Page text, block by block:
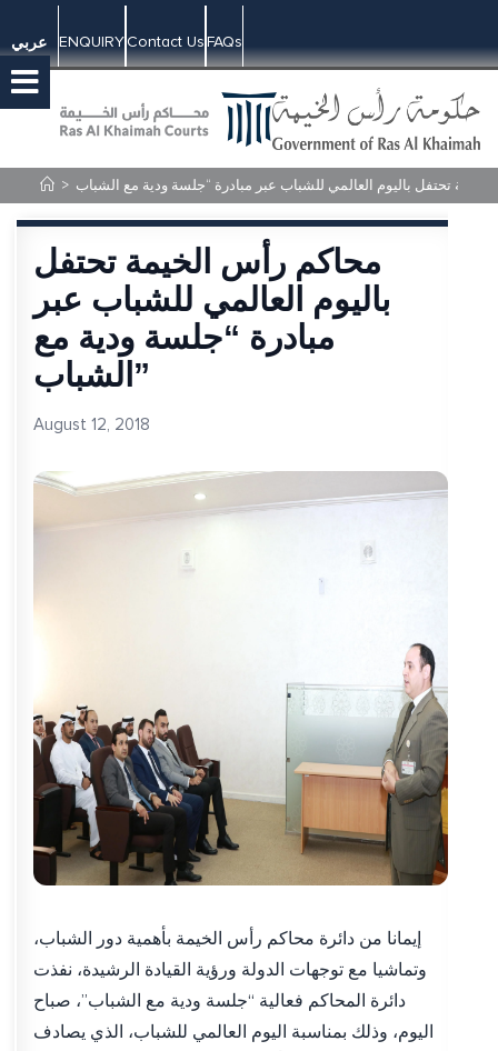
عربي ENQUIRYContact UsFAQs
>
محاكم رأس الخيمة تحتفل
باليوم العالمي للشباب عبر
مبادرة “جلسة ودية مع
الشباب”
August 12, 2018
إيمانا من دائرة محاكم رأس الخيمة بأهمية دور الشباب،
وتماشيا مع توجهات الدولة ورؤية القيادة الرشيدة، نفذت
دائرة المحاكم فعالية “جلسة ودية مع الشباب”، صباح
اليوم، وذلك بمناسبة اليوم العالمي للشباب، الذي يصادف